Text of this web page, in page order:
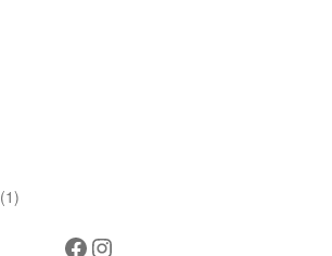
(1)
Facebook
Instagram